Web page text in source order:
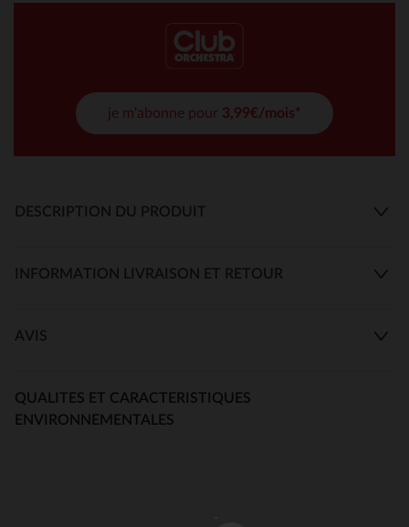
je m'abonne pour 3,99€/mois*
DESCRIPTION DU PRODUIT
INFORMATION LIVRAISON ET RETOUR
AVIS
QUALITES ET CARACTERISTIQUES
ENVIRONNEMENTALES